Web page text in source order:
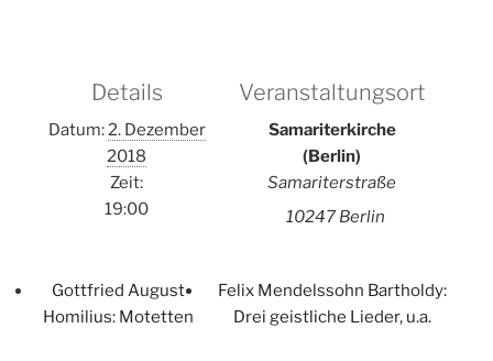
Details
Datum:2. Dezember
2018
Zeit:
19:00
Veranstaltungsort
Samariterkirche
(Berlin)
Samariterstraße
10247 Berlin
Gottfried August
Homilius: Motetten
Felix Mendelssohn Bartholdy:
Drei geistliche Lieder, u.a.